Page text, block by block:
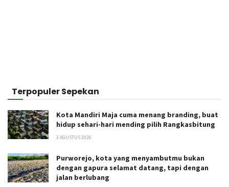
Terpopuler Sepekan
Kota Mandiri Maja cuma menang branding, buat
hidup sehari-hari mending pilih Rangkasbitung
3 AGUSTUS 2026
Purworejo, kota yang menyambutmu bukan
dengan gapura selamat datang, tapi dengan
jalan berlubang